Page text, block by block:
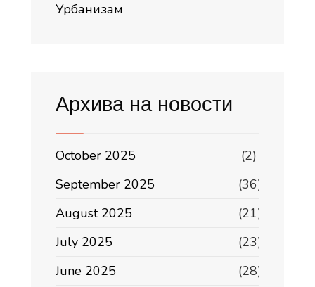
Урбанизам
Архива на новости
October 2025
(2)
September 2025
(36)
August 2025
(21)
July 2025
(23)
June 2025
(28)